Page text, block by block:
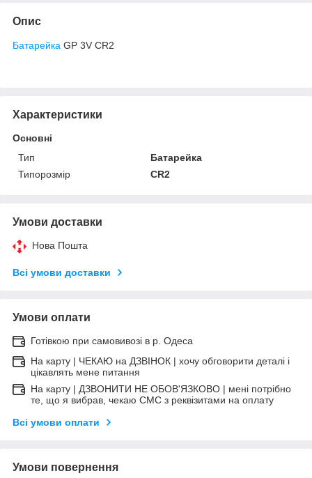
Опис
Батарейка GP 3V CR2
Характеристики
Основні
Тип
Батарейка
Типорозмір
CR2
Умови доставки
Нова Пошта
Всі умови доставки
Умови оплати
Готівкою при самовивозі в р. Одеса
На карту | ЧЕКАЮ на ДЗВІНОК | хочу обговорити деталі і
цікавлять мене питання
На карту | ДЗВОНИТИ НЕ ОБОВ'ЯЗКОВО | мені потрібно
те, що я вибрав, чекаю СМС з реквізитами на оплату
Всі умови оплати
Умови повернення